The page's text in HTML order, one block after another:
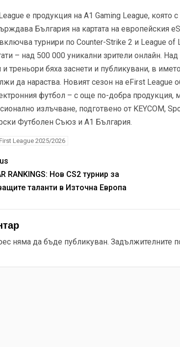
е продукция на A1 Gaming League,
България на картата на европейския
турнири по Counter-Strike 2 и League of
– над 500 000 уникални зрители онлайн.
и треньори бяха заснети и публикувани, в
да нараства. Новият сезон на eFirst League
футбол – с още по-добра продукция,
излъчване, подготвено от KEYCOM,
Футболен Съюз и A1 България.
League 2025/2026
RANKINGS: Нов CS2 турнир за
таланти в Източна Европа
няма да бъде публикуван. Задължителните